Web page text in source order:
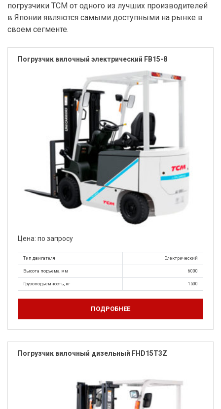
погрузчики ТСМ от одного из лучших производителей
в Японии являются самыми доступными на рынке в
своем сегменте.
Погрузчик вилочный электрический FB15-8
Цена: по запросу
Тип двигателя Электрический
Высота подъема, мм 6000
Грузоподъемность, кг 1500
ПОДРОБНЕЕ
Погрузчик вилочный дизельный FHD15T3Z